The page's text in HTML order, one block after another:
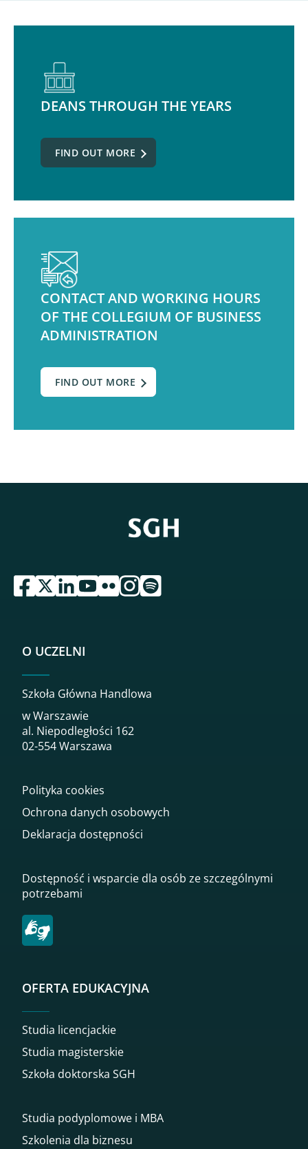
DEANS THROUGH THE YEARS
FIND OUT MORE
CONTACT AND WORKING HOURS
OF THE COLLEGIUM OF BUSINESS
ADMINISTRATION
FIND OUT MORE
przejdź do serwisu facebook sgh
przejdź do serwisu twitter sgh
przejdź do serwisu linkedin sgh
przejdź do serwisu youtube sgh
przejdź do serwisu flickr sgh
przejdź do serwisu instagram sgh
przejdź do serwisu spotify sgh
O UCZELNI
Szkoła Główna Handlowa
w Warszawie
al. Niepodległości 162
02-554 Warszawa
Polityka cookies
Ochrona danych osobowych
Deklaracja dostępności
Dostępność i wsparcie dla osób ze szczególnymi
potrzebami
OFERTA EDUKACYJNA
Studia licencjackie
Studia magisterskie
Szkoła doktorska SGH
Studia podyplomowe i MBA
Szkolenia dla biznesu